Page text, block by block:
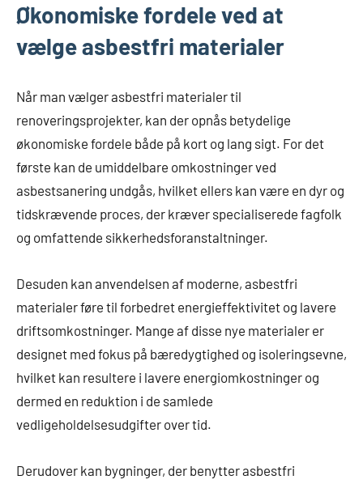
Økonomiske fordele ved at
vælge asbestfri materialer
Når man vælger asbestfri materialer til
renoveringsprojekter, kan der opnås betydelige
økonomiske fordele både på kort og lang sigt. For det
første kan de umiddelbare omkostninger ved
asbestsanering undgås, hvilket ellers kan være en dyr og
tidskrævende proces, der kræver specialiserede fagfolk
og omfattende sikkerhedsforanstaltninger.
Desuden kan anvendelsen af moderne, asbestfri
materialer føre til forbedret energieffektivitet og lavere
driftsomkostninger. Mange af disse nye materialer er
designet med fokus på bæredygtighed og isoleringsevne,
hvilket kan resultere i lavere energiomkostninger og
dermed en reduktion i de samlede
vedligeholdelsesudgifter over tid.
Derudover kan bygninger, der benytter asbestfri